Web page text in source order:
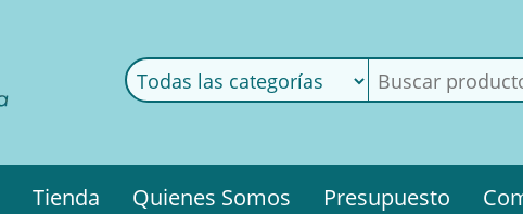
MyGoods
confianza.
Podrás
Tienda Quienes Somos Presupuesto